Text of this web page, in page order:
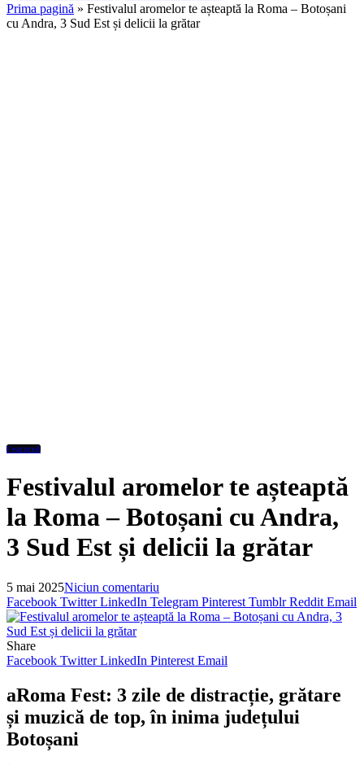
Prima pagină » Festivalul aromelor te așteaptă la Roma – Botoșani
cu Andra, 3 Sud Est și delicii la grătar
Featured
Festivalul aromelor te așteaptă
la Roma – Botoșani cu Andra,
3 Sud Est și delicii la grătar
5 mai 2025Niciun comentariu
Facebook Twitter LinkedIn Telegram Pinterest Tumblr Reddit Email
Share
Facebook Twitter LinkedIn Pinterest Email
aRoma Fest: 3 zile de distracție, grătare
și muzică de top, în inima județului
Botoșani